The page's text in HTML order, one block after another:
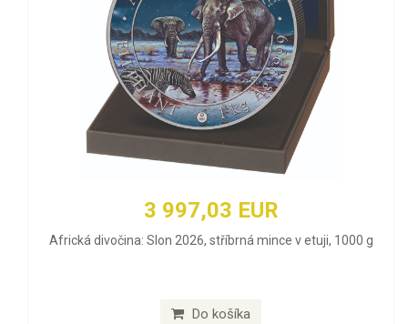
3 997,03 EUR
Africká divočina: Slon 2026, stříbrná mince v etuji, 1000 g
Do košíka